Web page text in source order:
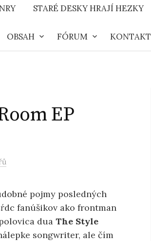
STARÉ DESKY HRAJÍ HEZKY
OBSAH FÓRUM KONTAKT
EP
pojmy posledných
fanúšikov ako frontman
dua The Style
songwriter, ale čím